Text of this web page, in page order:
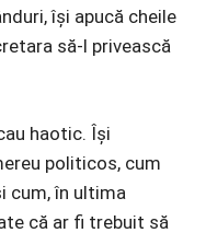
își apucă cheile
să-l privească
haotic. Își
politicos, cum
cum, în ultima
că ar fi trebuit să